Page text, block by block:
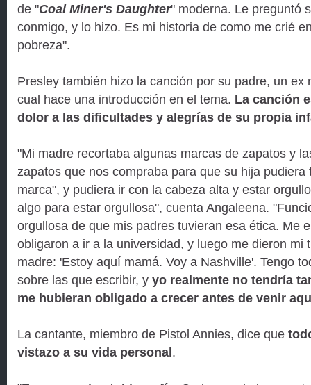
de "Coal Miner's Daughter" moderna. Le preguntó
conmigo, y lo hizo. Es mi historia de como me crié
pobreza".
Presley también hizo la canción por su padre, un ex
cual hace una introducción en el tema. La canción
dolor a las dificultades y alegrías de su propia
"Mi madre recortaba algunas marcas de zapatos y
zapatos que nos compraba para que su hija pudiera
marca", y pudiera ir con la cabeza alta y estar
algo para estar orgullosa", cuenta Angaleena.
orgullosa de que mis padres tuvieran esa ética. Me
obligaron a ir a la universidad, y luego me dieron mi
madre: 'Estoy aquí mamá. Voy a Nashville'. Tengo
sobre las que escribir, y yo realmente no tendría
me hubieran obligado a crecer antes de venir
La cantante, miembro de Pistol Annies, dice que
vistazo a su vida personal.